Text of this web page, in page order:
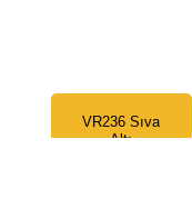
VR236 Sıva
Altı